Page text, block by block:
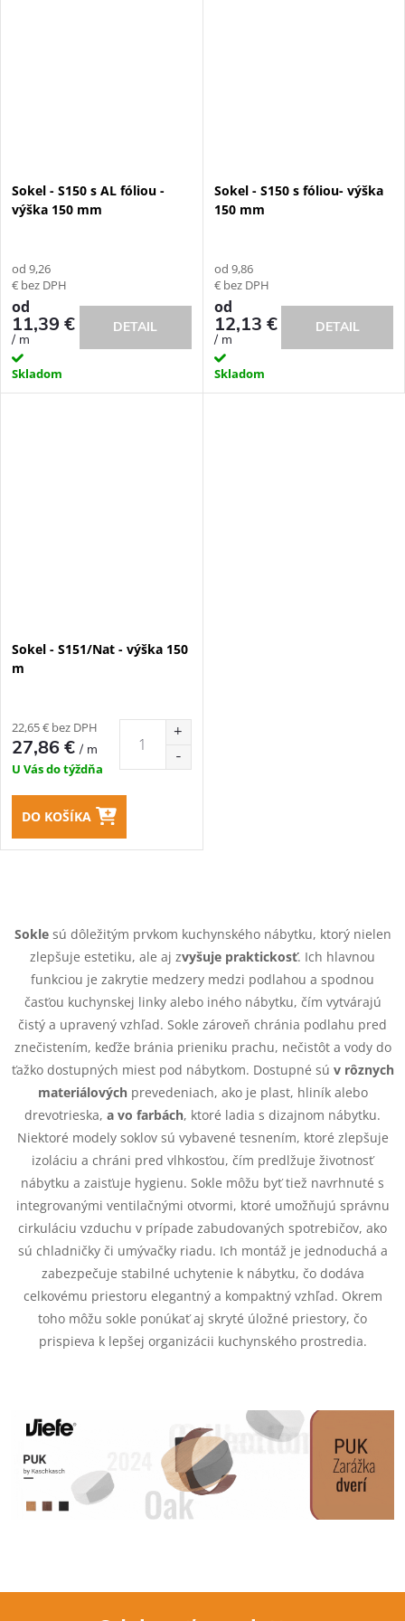
Sokel - S150 s AL fóliou -
výška 150 mm
od 9,26
€ bez DPH
od
11,39 €
/ m
Skladom
DETAIL
Sokel - S150 s fóliou- výška
150 mm
od 9,86
€ bez DPH
od
12,13 €
/ m
Skladom
DETAIL
Sokel - S151/Nat - výška 150
m
22,65 € bez DPH
27,86 €/ m
U Vás do týždňa
DO KOŠÍKA
v
á
d
a
e
p
r
v
ý
p
u
Soklesú dôležitým prvkom kuchynského nábytku, ktorý nielen
zlepšuje estetiku, ale aj zvyšuje praktickosť. Ich hlavnou
funkciou je zakrytie medzery medzi podlahou a spodnou
časťou kuchynskej linky alebo iného nábytku, čím vytvárajú
čistý a upravený vzhľad. Sokle zároveň chránia podlahu pred
znečistením, keďže bránia prieniku prachu, nečistôt a vody do
ťažko dostupných miest pod nábytkom. Dostupné sú v rôznych
materiálovýchprevedeniach, ako je plast, hliník alebo
drevotrieska, a vo farbách, ktoré ladia s dizajnom nábytku.
Niektoré modely soklov sú vybavené tesnením, ktoré zlepšuje
izoláciu a chráni pred vlhkosťou, čím predlžuje životnosť
nábytku a zaisťuje hygienu. Sokle môžu byť tiež navrhnuté s
integrovanými ventilačnými otvormi, ktoré umožňujú správnu
cirkuláciu vzduchu v prípade zabudovaných spotrebičov, ako
sú chladničky či umývačky riadu. Ich montáž je jednoduchá a
zabezpečuje stabilné uchytenie k nábytku, čo dodáva
celkovému priestoru elegantný a kompaktný vzhľad. Okrem
toho môžu sokle ponúkať aj skryté úložné priestory, čo
prispieva k lepšej organizácii kuchynského prostredia.